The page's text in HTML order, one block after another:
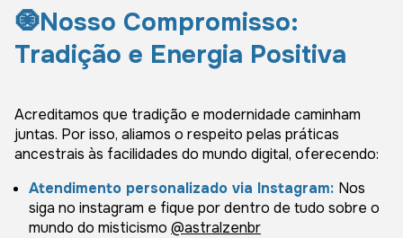
🧿Nosso Compromisso:
Tradição e Energia Positiva
Acreditamos que tradição e modernidade caminham
juntas. Por isso, aliamos o respeito pelas práticas
ancestrais às facilidades do mundo digital, oferecendo:
Atendimento personalizado via Instagram: Nos
siga no instagram e fique por dentro de tudo sobre o
mundo do misticismo @astralzenbr